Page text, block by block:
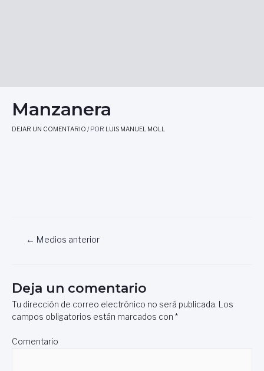
Manzanera
DEJAR UN COMENTARIO / POR LUIS MANUEL MOLL
Navegación
← Medios anterior
Deja un comentario
Tu dirección de correo electrónico no será publicada. Los
campos obligatorios están marcados con *
Comentario